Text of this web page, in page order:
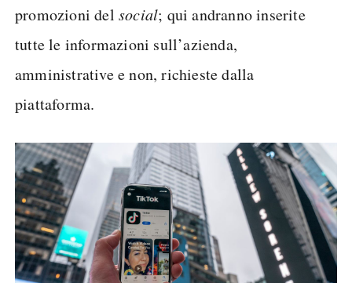
promozioni del social; qui andranno inserite
tutte le informazioni sull’azienda,
amministrative e non, richieste dalla
piattaforma.